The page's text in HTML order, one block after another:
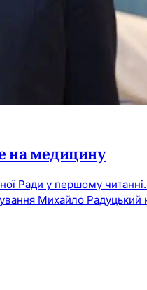
на медицину
Ради у першому
Михайло Радуцький